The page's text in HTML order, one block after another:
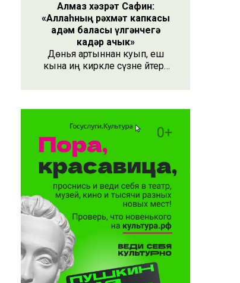
Алмаз хәзрәт Сафин:
«Аллаһның рәхмәт капкасы
адәм баласы үлгәнчегә
кадәр ачык»
Дөнья артыннан куып, еш
кына иң кирәкле сүзне әйтергә
Әлеге сүзне күршең яки
кеше бөтен яшәеше, барлыгы